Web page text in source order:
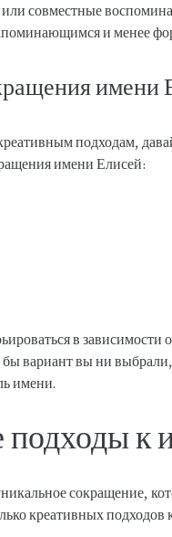
совместные
и менее
имени
подходам,
имени Елисей:
в
вариант вы ни
имени.
подходы к
сокращение,
креативных подходов